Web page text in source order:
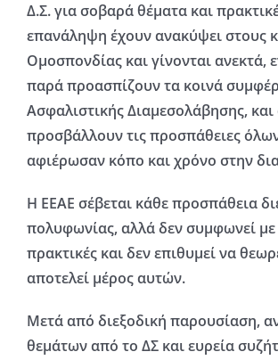
Δ.Σ. γιασοβαρά θέματα και
επανάληψη έχουν ανακύψει στους
Ομοσπονδίας και γίνονται ανεκτά,
παράπροασπίζουν τα κοινά
Ασφαλιστικής Διαμεσολάβησης,
προσβάλλουν τις προσπάθειες
αφιέρωσαν κόπο και χρόνο στην
Η ΕΕΑΕ σέβεται κάθε προσπάθεια
πολυφωνίας, αλλά δενσυμφωνεί με
πρακτικές και δεν επιθυμεί να
αποτελεί μέρος αυτών.
Μετά από διεξοδική παρουσίαση,
θεμάτων από το ΔΣ καιευρεία